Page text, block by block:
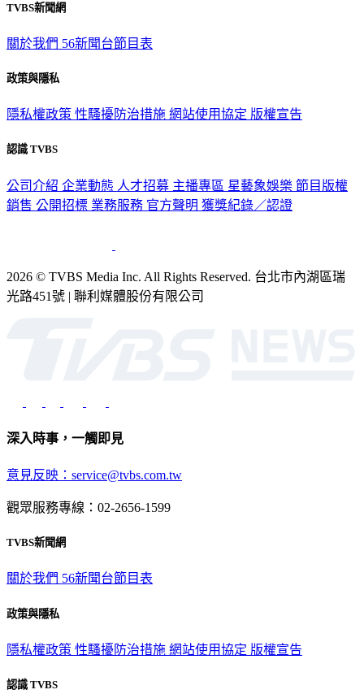
TVBS新聞網
關於我們 56新聞台節目表
政策與隱私
隱私權政策 性騷擾防治措施 網站使用協定 版權宣告
認識 TVBS
公司介紹 企業動態 人才招募 主播專區 星藝象娛樂 節目版權
銷售 公開招標 業務服務 官方聲明 獲獎紀錄／認證
2026 © TVBS Media Inc. All Rights Reserved. 台北市內湖區瑞
光路451號 | 聯利媒體股份有限公司
深入時事，一觸即見
意見反映：service@tvbs.com.tw
觀眾服務專線：02-2656-1599
TVBS新聞網
關於我們 56新聞台節目表
政策與隱私
隱私權政策 性騷擾防治措施 網站使用協定 版權宣告
認識 TVBS